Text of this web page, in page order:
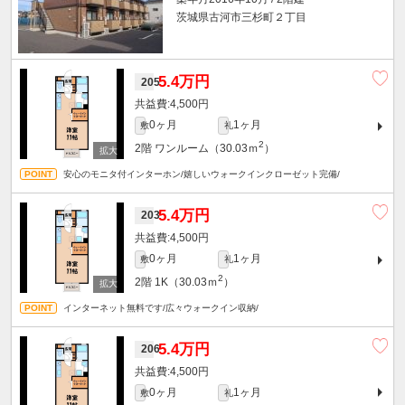
茨城県古河市三杉町２丁目
2055.4万円
4,500円
敷0ヶ月 礼1ヶ月
2階 ワンルーム（30.03ｍ2 ）
安心のモニタ付インターホン/嬉しいウォークインクローゼット完備/
2035.4万円
4,500円
敷0ヶ月 礼1ヶ月
2階 1K（30.03ｍ2 ）
インターネット無料です/広々ウォークイン収納/
2065.4万円
4,500円
敷0ヶ月 礼1ヶ月